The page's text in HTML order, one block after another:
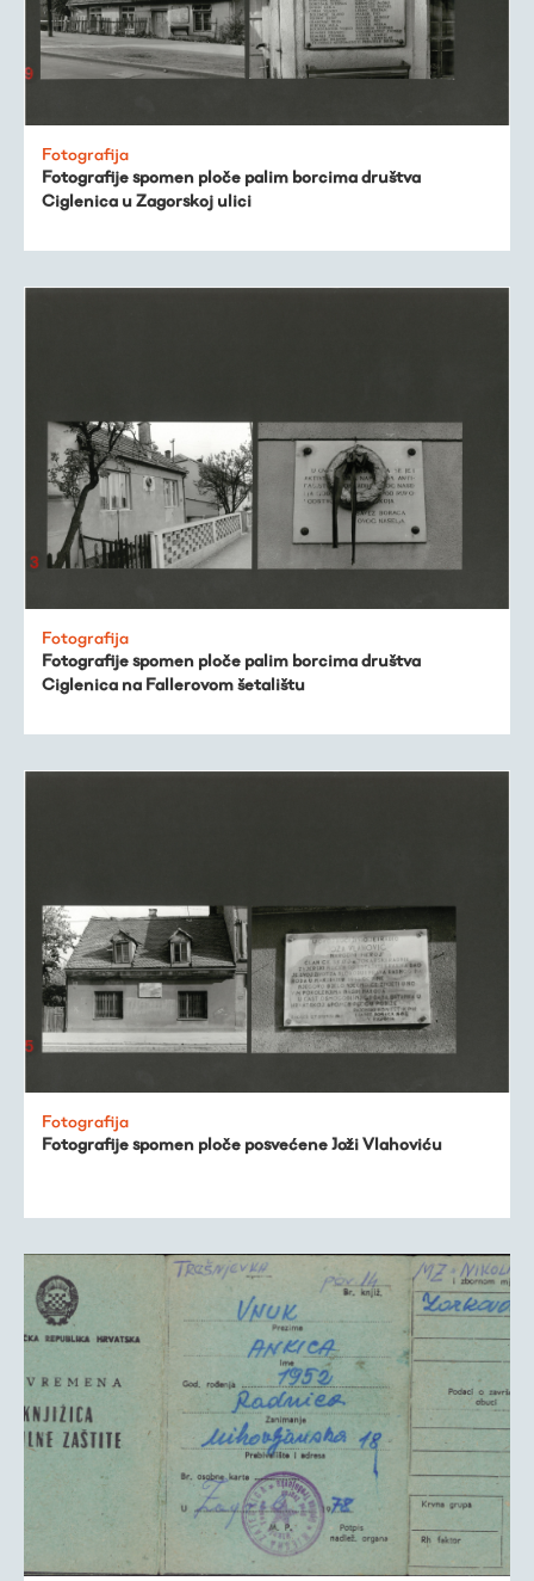
Fotografija
Fotografije spomen ploče palim borcima društva
Ciglenica u Zagorskoj ulici
Fotografija
Fotografije spomen ploče palim borcima društva
Ciglenica na Fallerovom šetalištu
Fotografija
Fotografije spomen ploče posvećene Joži Vlahoviću